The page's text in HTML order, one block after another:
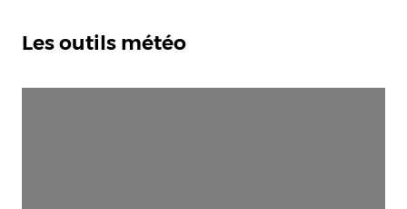
Les outils météo